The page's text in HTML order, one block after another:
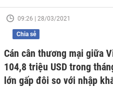
09:26 | 28/03/2021
Chia sẻ
Cán cân thương mại giữa
104,8 triệu USD trong
lớn gấp đôi so với nhập